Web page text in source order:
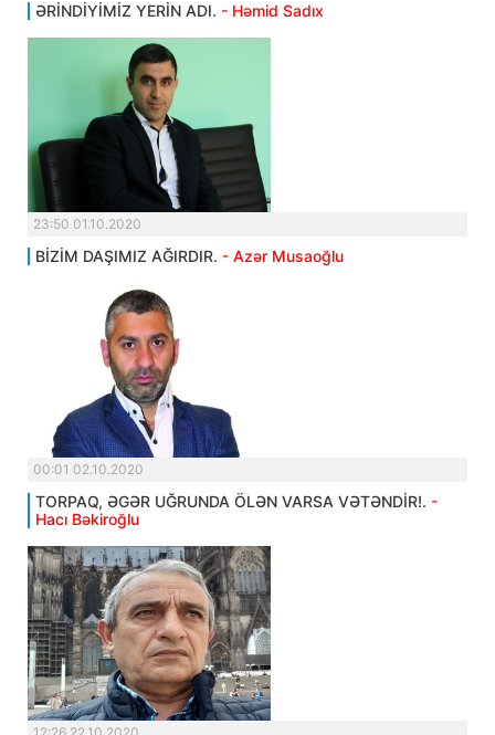
ƏRİNDİYİMİZ YERİN ADI. - Həmid Sadıx
23:50 01.10.2020
BİZİM DAŞIMIZ AĞIRDIR. - Azər Musaoğlu
00:01 02.10.2020
TORPAQ, ƏGƏR UĞRUNDA ÖLƏN VARSA VƏTƏNDİR!. -
Hacı Bəkiroğlu